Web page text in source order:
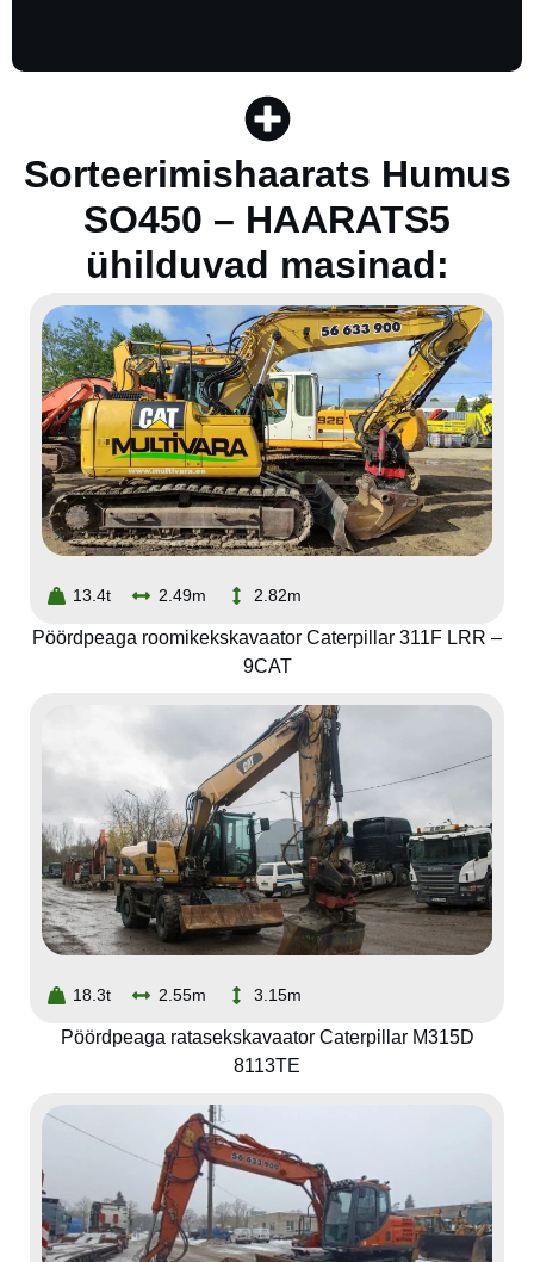
Sorteerimishaarats Humus
SO450 – HAARATS5
ühilduvad masinad:
13.4t 2.49m 2.82m
Pöördpeaga roomikekskavaator Caterpillar 311F LRR –
9CAT
18.3t 2.55m 3.15m
Pöördpeaga ratasekskavaator Caterpillar M315D
8113TE